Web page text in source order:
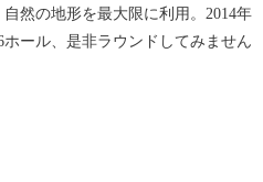
然の地形を最大限に利用。2014年
ール、是非ラウンドしてみません